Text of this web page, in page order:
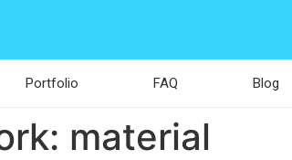
Portfolio FAQ Blog
material